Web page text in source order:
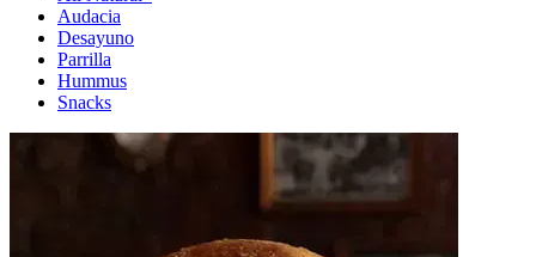
Audacia
Desayuno
Parrilla
Hummus
Snacks